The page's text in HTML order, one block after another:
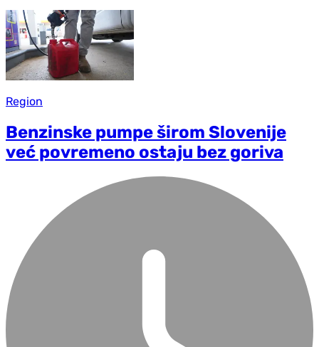
Region
Benzinske pumpe širom Slovenije
već povremeno ostaju bez goriva